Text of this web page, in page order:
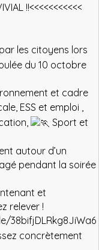
!!<<<<<<<<<<<
les citoyens lors
du 10 octobre
et cadre
ESS et emploi ,
Sport et
autour d’un
pendant la soirée
et
relever !
38bifjDLRkg8JiWa6
concrètement